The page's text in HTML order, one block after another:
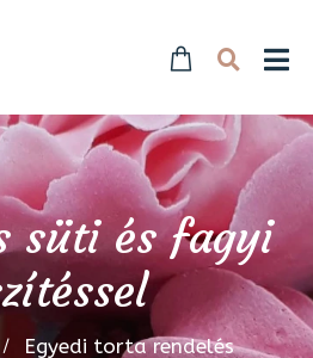
süti és fagyi
Egyedi torta rendelés